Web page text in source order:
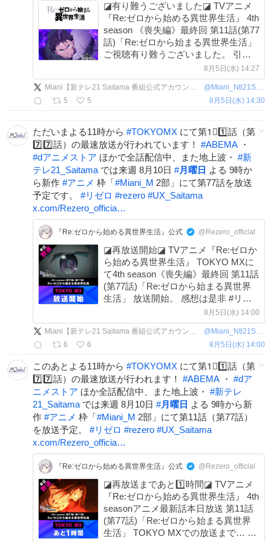
◪有り難うございました◪ TVアニメ
『Re:ゼロから始める異世界生活』 4th
season 《喪失編》最終回 第11話(第77
話)「Re:ゼロから始まる異世界生活」
ご視聴有り難うございました。 引き
続き感想は #リゼロ #rezero でご投稿
ください。 《奪還編》は来週8月12日
より放送開始
8月5日(水) 14:27
Miani【新テレ21 Saitama 番組公式アカウント】 @ Miani_Ntl21Sitm
5
5 8月5日(水) 14:30
ただいまよる11時から #TOKYOMX にて第1⃣1️⃣話（第
7️⃣7️⃣話）の最速放送が行われています！ #ABEMA ・
#dアニメストア ほかで全話配信中、また地上波・ #新
テレ21_Saitama では来週 8月10日 #月曜日 よる 9時か
ら新作 #アニメ 枠「#Miani_M 2部」にて第77話を放送
予定です。 #リゼロ #rezero #UX_Saitama
x.com/Rezero_officia…
『Re:ゼロから始める異世界生活』公式 @Rezero_official
◪再放送開始◪ TVアニメ『Re:ゼロか
ら始める異世界生活』 TOKYO MXに
て4th season《喪失編》最終回 第11話
(第77話)「Re:ゼロから始まる異世界
生活」 放送開始。 感想は是非 #リゼ
ロ #rezero をつけて ご投稿ください。
8月5日(水) 14:00
Miani【新テレ21 Saitama 番組公式アカウント】 @ Miani_Ntl21Sitm
6
6 8月5日(水) 14:00
このあとよる11時から #TOKYOMX にて第1⃣1️⃣話（第
7️⃣7️⃣話）の最速放送が行われます！ #ABEMA ・ #dア
ニメストア ほか全話配信中、また地上波・ #新テレ
21_Saitama では来週 8月10日 #月曜日 よる 9時から新
作 #アニメ 枠「#Miani_M 2部」にて第11話（第77話）
を放送予定。 #リゼロ #rezero #UX_Saitama
x.com/Rezero_officia…
『Re:ゼロから始める異世界生活』公式 @Rezero_official
◪再放送まであと1️⃣時間◪ TVアニメ
『Re:ゼロから始める異世界生活』 4th
seasonアニメ最新話本日放送 第11話
(第77話)「Re:ゼロから始まる異世界
生活」 TOKYO MXでの放送まで… あ